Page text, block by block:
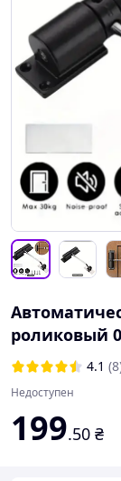
роликовый
4.1
Недоступен
199.50 ₴